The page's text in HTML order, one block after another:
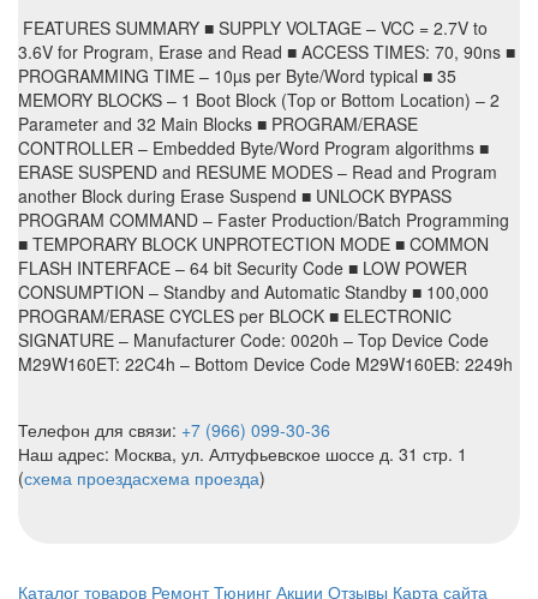
FEATURES SUMMARY ■ SUPPLY VOLTAGE – VCC = 2.7V to
3.6V for Program, Erase and Read ■ ACCESS TIMES: 70, 90ns ■
PROGRAMMING TIME – 10µs per Byte/Word typical ■ 35
MEMORY BLOCKS – 1 Boot Block (Top or Bottom Location) – 2
Parameter and 32 Main Blocks ■ PROGRAM/ERASE
CONTROLLER – Embedded Byte/Word Program algorithms ■
ERASE SUSPEND and RESUME MODES – Read and Program
another Block during Erase Suspend ■ UNLOCK BYPASS
PROGRAM COMMAND – Faster Production/Batch Programming
■ TEMPORARY BLOCK UNPROTECTION MODE ■ COMMON
FLASH INTERFACE – 64 bit Security Code ■ LOW POWER
CONSUMPTION – Standby and Automatic Standby ■ 100,000
PROGRAM/ERASE CYCLES per BLOCK ■ ELECTRONIC
SIGNATURE – Manufacturer Code: 0020h – Top Device Code
M29W160ET: 22C4h – Bottom Device Code M29W160EB: 2249h
Телефон для связи: +7 (966) 099-30-36
Наш адрес: Москва, ул. Алтуфьевское шоссе д. 31 стр. 1
(схема проездасхема проезда)
Каталог товаров Ремонт Тюнинг Акции Отзывы Карта сайта